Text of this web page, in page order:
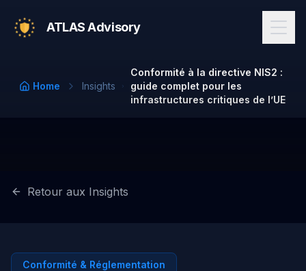
ATLAS Advisory
Home Insights
Conformité à la directive NIS2 :
guide complet pour les
infrastructures critiques de l’UE
Retour aux Insights
Conformité & Réglementation